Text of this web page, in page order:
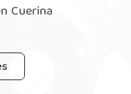
Cuerina